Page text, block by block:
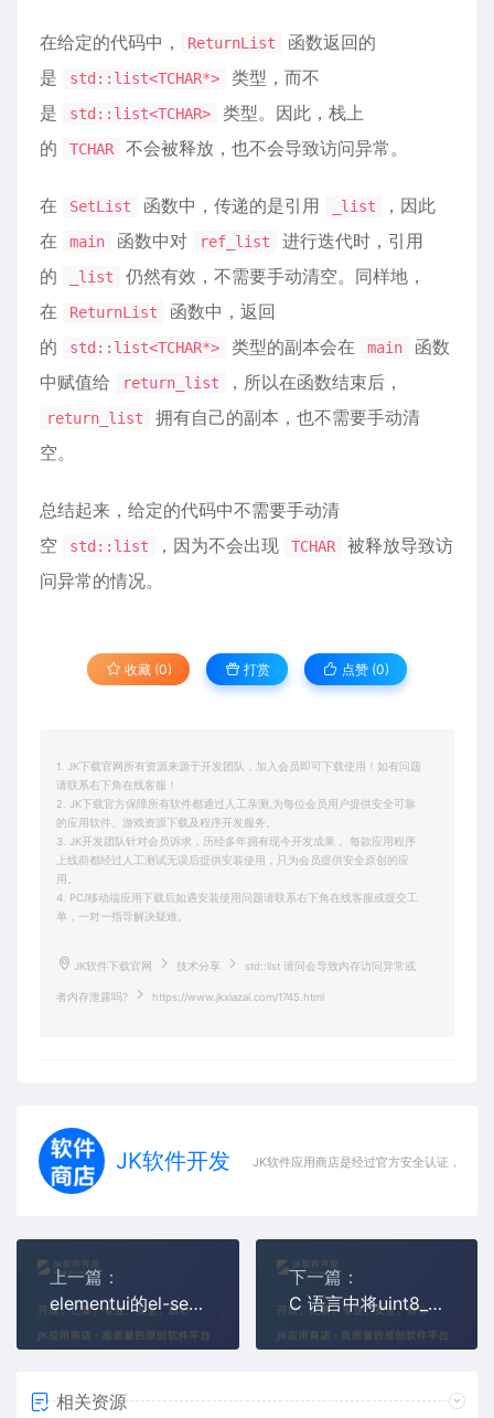
在给定的代码中， ReturnList
函数返回的
是
std::list<TCHAR*>
类型，而不
是
std::list<TCHAR>
类型。因此，栈上
的
TCHAR 不会被释放，也不会导致访问异常。
在 SetList 函数中，传递的是引用 _list
，因此
在
main 函数中对 ref_list
进行迭代时，引用
的
_list
仍然有效，不需要手动清空。同样地，
在
ReturnList
函数中，返回
的
std::list<TCHAR*> 类型的副本会在 main
函数
中赋值给
return_list ，所以在函数结束后，
return_list
拥有自己的副本，也不需要手动清
空。
总结起来，给定的代码中不需要手动清
空
std::list ，因为不会出现 TCHAR
被释放导致访
问异常的情况。
收藏 (0) 打赏 点赞 (0)
1. JK下载官网所有资源来源于开发团队，加入会员即可下载使用！如有问题
请联系右下角在线客服！
2. JK下载官方保障所有软件都通过人工亲测,为每位会员用户提供安全可靠
的应用软件、游戏资源下载及程序开发服务。
3. JK开发团队针对会员诉求，历经多年拥有现今开发成果， 每款应用程序
上线前都经过人工测试无误后提供安装使用，只为会员提供安全原创的应
用。
4. PC/移动端应用下载后如遇安装使用问题请联系右下角在线客服或提交工
单，一对一指导解决疑难。
JK软件下载官网 技术分享 std::list 请问会导致内存访问异常或
者内存泄露吗? https://www.jkxiazai.com/1745.html
JK软件开发 JK软件应用商店是经过官方安全认证，保障
上一篇：
elementui的el-select点击clearable后value默认会为空字符串，如何全局修改成为null？
下一篇：
C 语言中将uint8_t 的数组怎么转成char 数组?
相关资源